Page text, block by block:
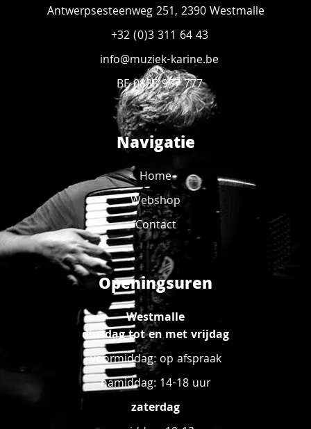
Antwerpsesteenweg 251, 2390 Westmalle
+32 (0)3 311 64 43
info@muziek-karine.be
BE 0835 957 777
Navigatie
Home
Webshop
Contact
Openingsuren
Westmalle
dinsdag tot en met vrijdag
voormiddag: op afspraak
namiddag: 14-18 uur
zaterdag